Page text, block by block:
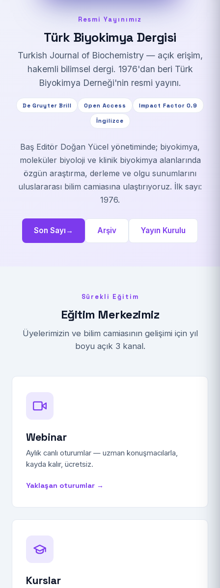
Resmi Yayınımız
Türk Biyokimya Dergisi
Turkish Journal of Biochemistry — açık erişim,
hakemli bilimsel dergi. 1976'dan beri Türk
Biyokimya Derneği'nin resmi yayını.
De Gruyter Brill Open Access Impact Factor 0.9
İngilizce
Baş Editör Doğan Yücel yönetiminde; biyokimya,
moleküler biyoloji ve klinik biyokimya alanlarında
özgün araştırma, derleme ve olgu sunumlarını
uluslararası bilim camiasına ulaştırıyoruz. İlk sayı:
1976.
Son Sayı → Arşiv Yayın Kurulu
Sürekli Eğitim
Eğitim Merkezimiz
Üyelerimizin ve bilim camiasının gelişimi için yıl
boyu açık 3 kanal.
Webinar
Aylık canlı oturumlar — uzman konuşmacılarla,
kayda kalır, ücretsiz.
Yaklaşan oturumlar →
Kurslar